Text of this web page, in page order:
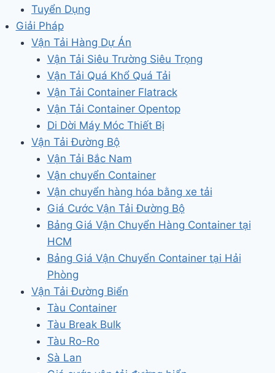
Tuyển Dụng
Giải Pháp
Vận Tải Hàng Dự Án
Vận Tải Siêu Trường Siêu Trọng
Vận Tải Quá Khổ Quá Tải
Vận Tải Container Flatrack
Vận Tải Container Opentop
Di Dời Máy Móc Thiết Bị
Vận Tải Đường Bộ
Vận Tải Bắc Nam
Vận chuyển Container
Vận chuyển hàng hóa bằng xe tải
Giá Cước Vận Tải Đường Bộ
Bảng Giá Vận Chuyển Hàng Container tại
HCM
Bảng Giá Vận Chuyển Container tại Hải
Phòng
Vận Tải Đường Biển
Tàu Container
Tàu Break Bulk
Tàu Ro-Ro
Sà Lan